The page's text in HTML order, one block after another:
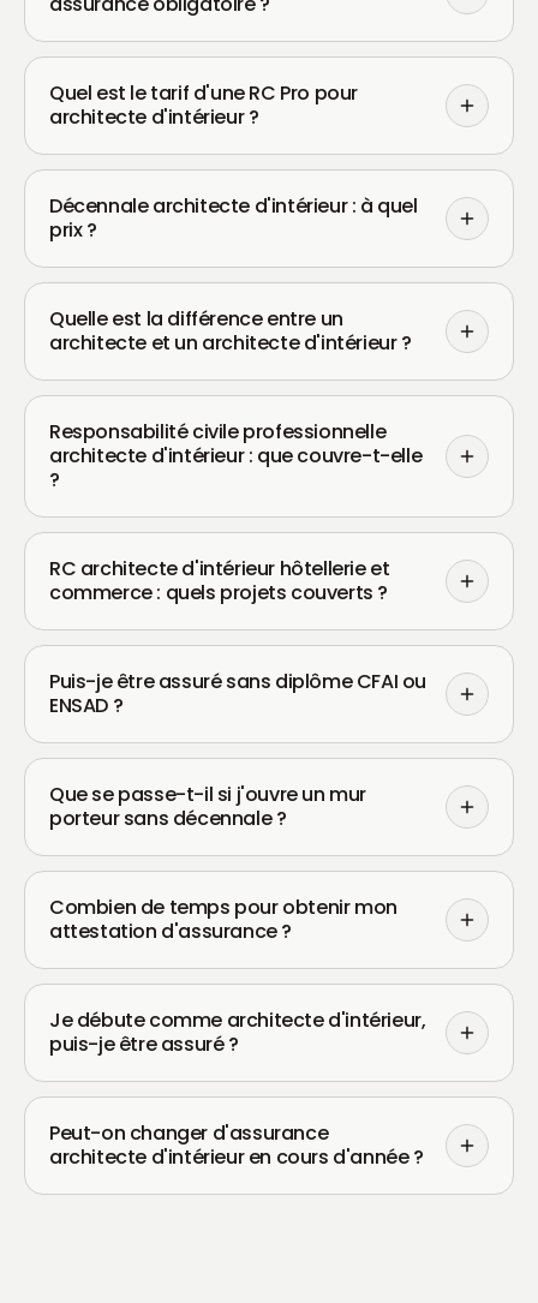
Quel est le tarif d'une RC Pro pour
architecte d'intérieur ?
Décennale architecte d'intérieur : à quel
prix ?
Quelle est la différence entre un
architecte et un architecte d'intérieur ?
Responsabilité civile professionnelle
architecte d'intérieur : que couvre-t-elle
?
RC architecte d'intérieur hôtellerie et
commerce : quels projets couverts ?
Puis-je être assuré sans diplôme CFAI ou
ENSAD ?
Que se passe-t-il si j'ouvre un mur
porteur sans décennale ?
Combien de temps pour obtenir mon
attestation d'assurance ?
Je débute comme architecte d'intérieur,
puis-je être assuré ?
Peut-on changer d'assurance
architecte d'intérieur en cours d'année ?